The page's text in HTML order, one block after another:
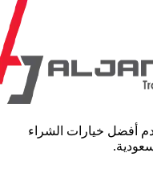
خيارات الشراء